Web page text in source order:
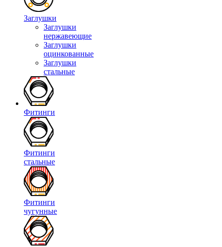
Заглушки
Заглушки
нержавеющие
Заглушки
оцинкованные
Заглушки
стальные
Фитинги
Фитинги
стальные
Фитинги
чугунные